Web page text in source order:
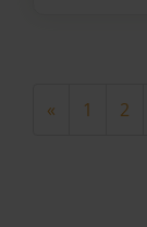
« 1 2